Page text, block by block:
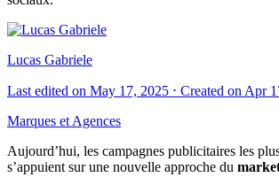
Lucas Gabriele
Last edited on May 17, 2025 ⋅ Created on Apr
Marques et Agences
Aujourd’hui, les campagnes publicitaires les
s’appuient sur une nouvelle approche du